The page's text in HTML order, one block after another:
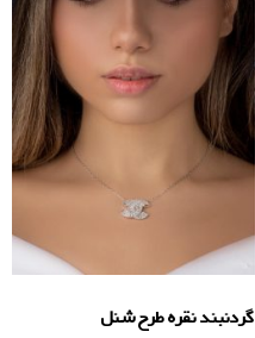
گردنبند نقره طرح شنل